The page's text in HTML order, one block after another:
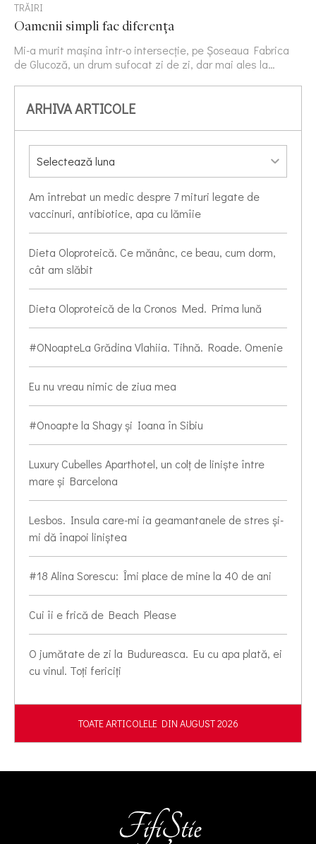
TRĂIRI
Oamenii simpli fac diferența
Mi-a murit mașina într-o intersecție, pe Șoseaua Fabrica
de Glucoză, un drum sufocat zi de zi, dar mai ales la…
ARHIVA ARTICOLE
Am întrebat un medic despre 7 mituri legate de
vaccinuri, antibiotice, apa cu lămîie
Dieta Oloproteică. Ce mănânc, ce beau, cum dorm,
cât am slăbit
Dieta Oloproteică de la Cronos Med. Prima lună
#ONoapteLa Grădina Vlahiia. Tihnă. Roade. Omenie
Eu nu vreau nimic de ziua mea
#Onoapte la Shagy și Ioana în Sibiu
Luxury Cubelles Aparthotel, un colț de liniște între
mare și Barcelona
Lesbos. Insula care-mi ia geamantanele de stres și-
mi dă înapoi liniștea
#18 Alina Sorescu: Îmi place de mine la 40 de ani
Cui îi e frică de Beach Please
O jumătate de zi la Budureasca. Eu cu apa plată, ei
cu vinul. Toți fericiți
TOATE ARTICOLELE DIN AUGUST 2026